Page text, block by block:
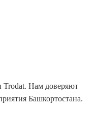
Trodat. Нам доверяют
Башкортостана.